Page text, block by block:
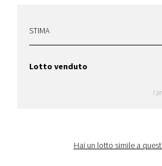
STIMA
Lotto venduto
I
Hai un lotto simile a